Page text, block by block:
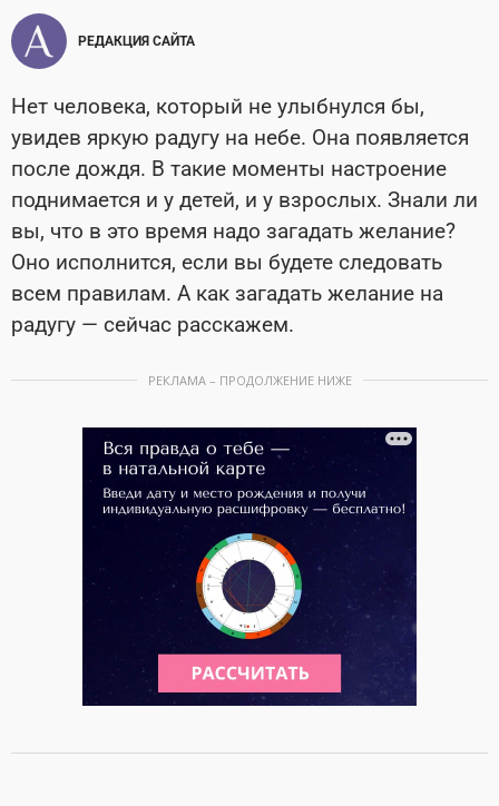
РЕДАКЦИЯ САЙТА
Нет человека, который не улыбнулся бы,
увидев яркую радугу на небе. Она появляется
после дождя. В такие моменты настроение
поднимается и у детей, и у взрослых. Знали ли
вы, что в это время надо загадать желание?
Оно исполнится, если вы будете следовать
всем правилам. А как загадать желание на
радугу — сейчас расскажем.
РЕКЛАМА – ПРОДОЛЖЕНИЕ НИЖЕ